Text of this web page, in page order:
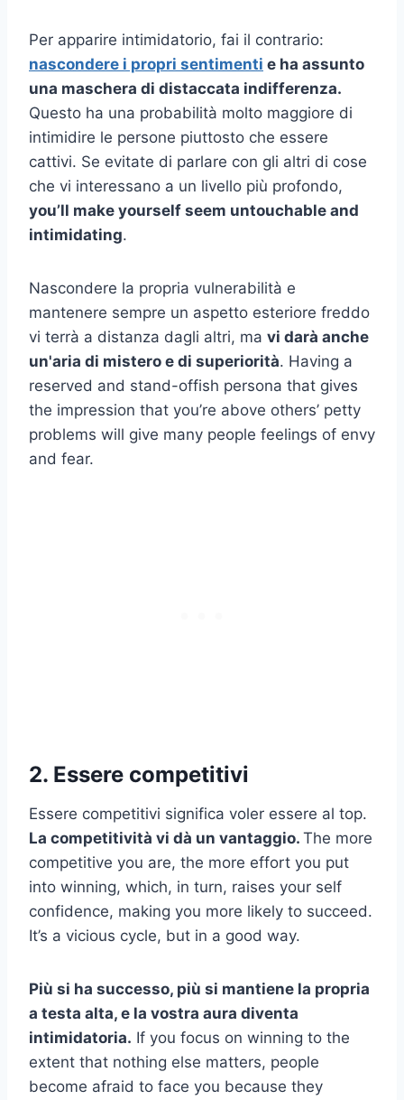
Per apparire intimidatorio, fai il contrario:
nascondere i propri sentimenti e ha assunto
una maschera di distaccata indifferenza.
Questo ha una probabilità molto maggiore di
intimidire le persone piuttosto che essere
cattivi. Se evitate di parlare con gli altri di cose
che vi interessano a un livello più profondo,
you’ll make yourself seem untouchable and
intimidating.
Nascondere la propria vulnerabilità e
mantenere sempre un aspetto esteriore freddo
vi terrà a distanza dagli altri, ma vi darà anche
un'aria di mistero e di superiorità. Having a
reserved and stand-offish persona that gives
the impression that you’re above others’ petty
problems will give many people feelings of envy
and fear.
2. Essere competitivi
Essere competitivi significa voler essere al top.
La competitività vi dà un vantaggio. The more
competitive you are, the more effort you put
into winning, which, in turn, raises your self
confidence, making you more likely to succeed.
It’s a vicious cycle, but in a good way.
Più si ha successo, più si mantiene la propria
a testa alta, e la vostra aura diventa
intimidatoria. If you focus on winning to the
extent that nothing else matters, people
become afraid to face you because they